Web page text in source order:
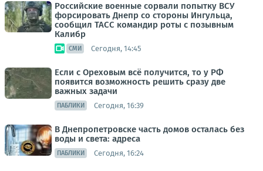
Российские военные сорвали попытку ВСУ
форсировать Днепр со стороны Ингульца,
сообщил ТАСС командир роты с позывным
Калибр
СМИ Сегодня, 14:45
Если с Ореховым всё получится, то у РФ
появится возможность решить сразу две
важных задачи
ПАБЛИКИ Сегодня, 16:39
В Днепропетровске часть домов осталась без
воды и света: адреса
ПАБЛИКИ Сегодня, 16:24